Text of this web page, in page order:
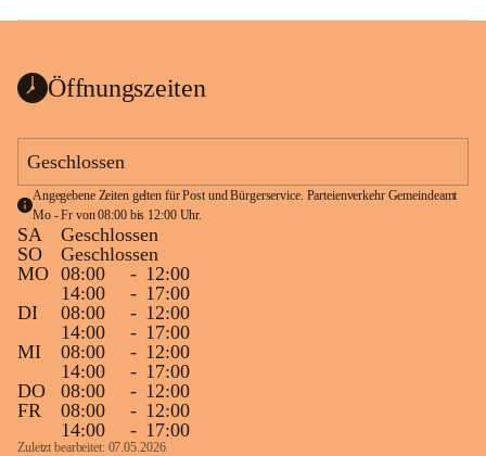
Öffnungszeiten
Geschlossen
Angegebene Zeiten gelten für Post und Bürgerservice. Parteienverkehr Gemeindeamt
Mo - Fr von 08:00 bis 12:00 Uhr.
SA
Geschlossen
SO
Geschlossen
MO 08:00 - 12:00
14:00
- 17:00
DI
08:00 - 12:00
14:00
- 17:00
MI
08:00 - 12:00
14:00
- 17:00
DO
08:00 - 12:00
FR
08:00 - 12:00
14:00
- 17:00
Zuletzt bearbeitet: 07.05.2026